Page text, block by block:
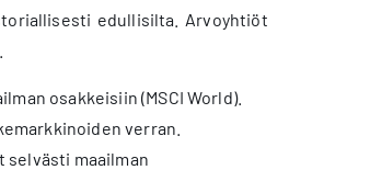
edullisilta. Arvoyhtiöt
osakkeisiin (MSCI World).
verran.
maailman